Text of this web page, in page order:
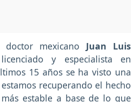
mexicano Juan Luis
y especialista en
15 años se ha visto una
recuperando el hecho
estable a base de lo que